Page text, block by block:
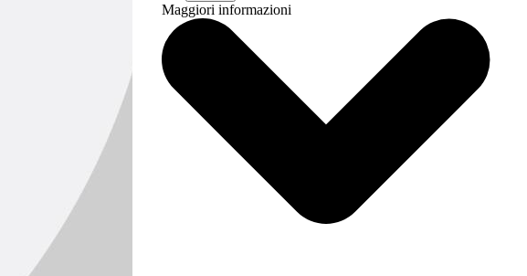
Maggiori informazioni